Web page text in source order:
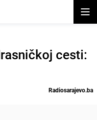
cesti:
Radiosarajevo.ba